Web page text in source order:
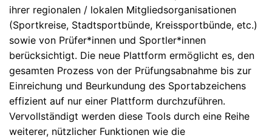
ihrer regionalen / lokalen Mitgliedsorganisationen
(Sportkreise, Stadtsportbünde, Kreissportbünde, etc.)
sowie von Prüfer*innen und Sportler*innen
berücksichtigt. Die neue Plattform ermöglicht es, den
gesamten Prozess von der Prüfungsabnahme bis zur
Einreichung und Beurkundung des Sportabzeichens
effizient auf nur einer Plattform durchzuführen.
Vervollständigt werden diese Tools durch eine Reihe
weiterer, nützlicher Funktionen wie die